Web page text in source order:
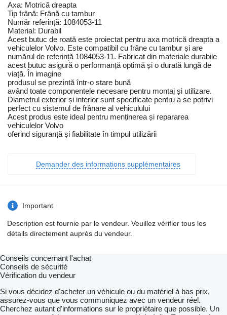
Axa: Motrică dreapta
Tip frână: Frână cu tambur
Număr referință: 1084053-11
Material: Durabil
Acest butuc de roată este proiectat pentru axa motrică dreapta a
vehiculelor Volvo. Este compatibil cu frâne cu tambur și are
numărul de referință 1084053-11. Fabricat din materiale durabile
acest butuc asigură o performanță optimă și o durată lungă de
viață. În imagine
produsul se prezintă într-o stare bună
având toate componentele necesare pentru montaj și utilizare.
Diametrul exterior și interior sunt specificate pentru a se potrivi
perfect cu sistemul de frânare al vehiculului
Acest produs este ideal pentru menținerea și repararea
vehiculelor Volvo
oferind siguranță și fiabilitate în timpul utilizării
Demander des informations supplémentaires
Important
Description est fournie par le vendeur. Veuillez vérifier tous les
détails directement auprès du vendeur.
Conseils concernant l'achat
Conseils de sécurité
Vérification du vendeur
Si vous décidez d'acheter un véhicule ou du matériel à bas prix,
assurez-vous que vous communiquez avec un vendeur réel.
Cherchez autant d'informations sur le propriétaire que possible. Un